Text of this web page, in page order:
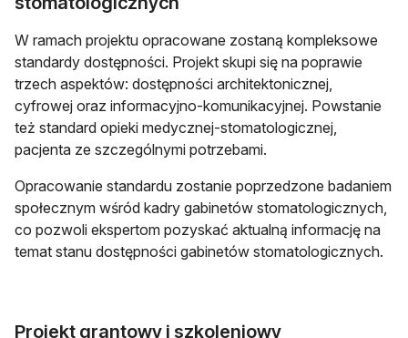
W ramach projektu opracowane zostaną kompleksowe
standardy dostępności. Projekt skupi się na poprawie
trzech aspektów: dostępności architektonicznej,
cyfrowej oraz informacyjno-komunikacyjnej. Powstanie
też standard opieki medycznej-stomatologicznej,
pacjenta ze szczególnymi potrzebami.
Opracowanie standardu zostanie poprzedzone badaniem
społecznym wśród kadry gabinetów stomatologicznych,
co pozwoli ekspertom pozyskać aktualną informację na
temat stanu dostępności gabinetów stomatologicznych.
Projekt grantowy i szkoleniowy